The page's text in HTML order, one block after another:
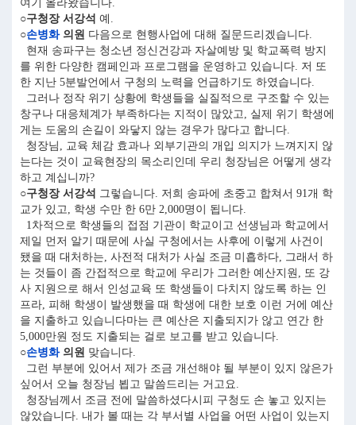
여기 올라왔습니다.
○구청장 서강석 예.
○손병화의원 다음으로 현행사업에 대해 질문드리겠습니다.
현재 송파구는 청소년 정신건강과 자살예방 및 학교폭력 방지
를 위한 다양한 캠페인과 프로그램을 운영하고 있습니다. 저 또
한 지난 5분발언에서 구청의 노력을 언급하기도 하였습니다.
그러나 정작 위기 상황에 학생들을 실질적으로 구조할 수 있는
창구나 대응체계가 부족하다는 지적이 많았고, 실제 위기 학생에
게는 도움의 손길이 와닿지 않는 경우가 많다고 합니다.
청장님, 교육 체감 효과나 외부기관의 개입 의지가 느껴지지 않
는다는 것이 교육현장의 목소리인데 우리 청장님은 어떻게 생각
하고 계십니까?
○구청장 서강석 그렇습니다. 저희 송파에 초중고 합쳐서 91개 학
교가 있고, 학생 수만 한 6만 2,000명이 됩니다.
1차적으로 학생들의 접점 기관이 학교이고 선생님과 학교에서
제일 먼저 알기 때문에 사실 구청에서는 사후에 이렇게 사건이
됐을 때 대처하는, 사전적 대처가 사실 조금 미흡하다, 그래서 하
는 것들이 좀 간접적으로 학교에 우리가 그러한 예산지원, 또 강
사 지원으로 해서 인성교육 또 학생들이 다치지 않도록 하는 인
프라, 피해 학생이 발생했을 때 학생에 대한 보호 이런 거에 예산
을 지출하고 있습니다마는 큰 예산은 지출되지가 않고 연간 한
5,000만원 정도 지출되는 걸로 보고를 받고 있습니다.
○손병화의원 맞습니다.
그런 부분에 있어서 제가 조금 개선해야 될 부분이 있지 않은가
싶어서 오늘 청장님 뵙고 말씀드리는 거고요.
청장님께서 조금 전에 말씀하셨다시피 구청도 손 놓고 있지는
않았습니다. 내가 볼 때는 각 부서별 사업을 어떤 사업이 있는지